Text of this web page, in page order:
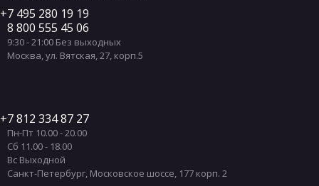
7 495 280 19 19
8 800 555 45 06
9:30 - 21:00 Без выходных
Москва ул. Вятская, 27, корп.5
7 812 334 87 27
Пн-Пт 10.00 - 20.00
Сб 11.00 - 18.00
Вс Выходной
Санкт-Петербург Московское шоссе, 177 корп. 2